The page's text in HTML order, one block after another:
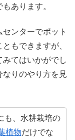
あります。
ンターでポット
もできますが、
てはいかがでし
なりのやり方を見
も、水耕栽培の
植物だけでな